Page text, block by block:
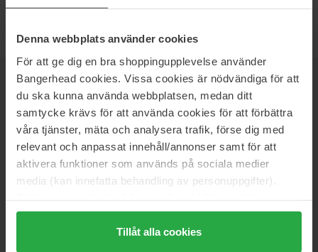
Denna webbplats använder cookies
För att ge dig en bra shoppingupplevelse använder
Bangerhead cookies. Vissa cookies är nödvändiga för att
du ska kunna använda webbplatsen, medan ditt
samtycke krävs för att använda cookies för att förbättra
våra tjänster, mäta och analysera trafik, förse dig med
relevant och anpassat innehåll/annonser samt för att
aktivera funktioner som används på sociala medier
media (kan innefatta behandling av personuppgifter).
Genom att trycka på "Tillåt alla cookies" accepterar du
alla cookies, medan du under "Detaljer" kan anpassa
användningen av cookies. Du kan när som helst återkalla
Tillåt alla cookies
NIEUWSBRIEF
WEES ALS EERSTE OP DE HOOGTE
Wil je het beste beauty-nieuws direct in je inbox ontvangen?
aanbiedingen!